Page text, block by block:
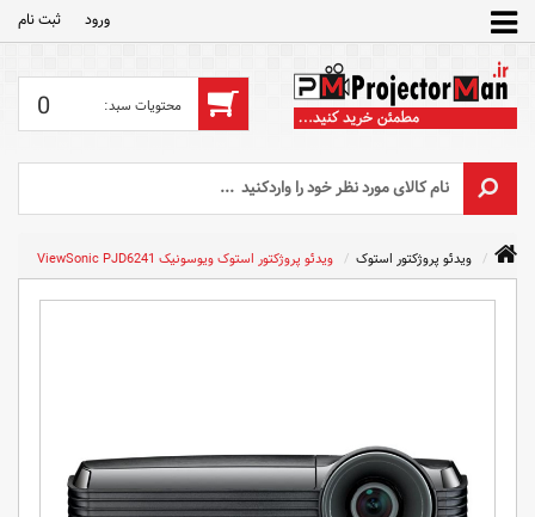
ورود ثبت‌ نام
0
ویدئو پروژکتور استوک ویدئو پروژکتور استوک ویوسونیک ViewSonic PJD6241